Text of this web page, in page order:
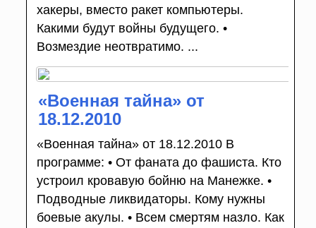
хакеры, вместо ракет компьютеры.
Какими будут войны будущего. •
Возмездие неотвратимо. ...
«Военная тайна» от
18.12.2010
«Военная тайна» от 18.12.2010 В
программе: • От фаната до фашиста. Кто
устроил кровавую бойню на Манежке. •
Подводные ликвидаторы. Кому нужны
боевые акулы. • Всем смертям назло. Как